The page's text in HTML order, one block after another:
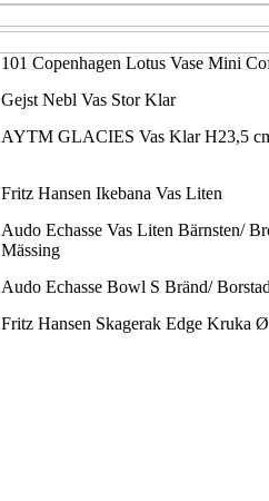
101 Copenhagen Lotus Vase Mini
Gejst Nebl Vas Stor Klar
AYTM GLACIES Vas Klar H23,5
Fritz Hansen Ikebana Vas Liten
Audo Echasse Vas Liten Bärnsten/
Mässing
Audo Echasse Bowl S Bränd/
Fritz Hansen Skagerak Edge Kruka